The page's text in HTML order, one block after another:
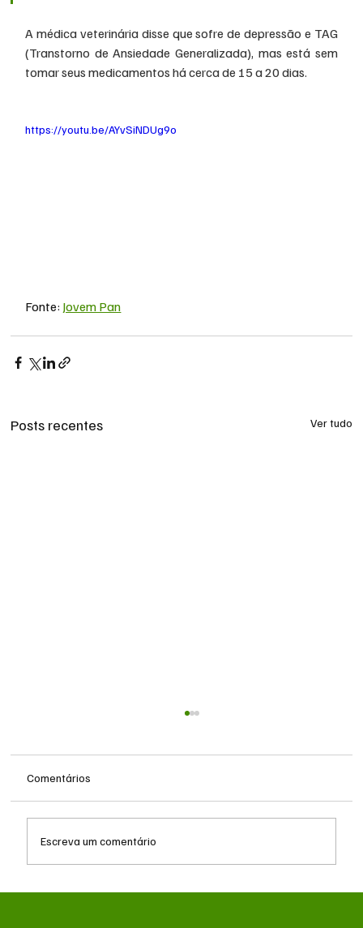
A médica veterinária disse que sofre de depressão e TAG
(Transtorno de Ansiedade Generalizada), mas está sem
tomar seus medicamentos há cerca de 15 a 20 dias.
https://youtu.be/AYvSiNDUg9o
Fonte: Jovem Pan
Posts recentes Ver tudo
Comentários
Escreva um comentário